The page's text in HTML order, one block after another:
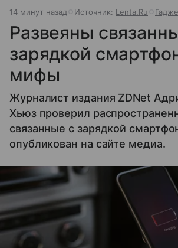
14 минут назад Источник: Lenta.Ru
Развеяны
зарядкой
мифы
Журналист издания ZDNet
Хьюз проверил
связанные с зарядкой
опубликован на сайте медиа.